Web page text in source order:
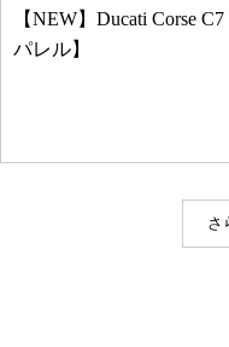
【NEW】Ducati Corse
パレル】
さ